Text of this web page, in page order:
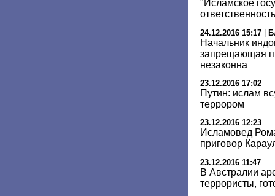
"Исламское
24.12.2016 15:17 |
Начальник
запрещающая
незаконна
23.12.2016 17:02
Путин: ислам
террором
23.12.2016 12:23
Исламовед
приговор
23.12.2016 11:47
В Австралии
террористы,